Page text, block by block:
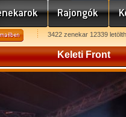
3422 zenekar 12339
Keleti Front